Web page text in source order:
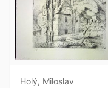
Holý, Miloslav